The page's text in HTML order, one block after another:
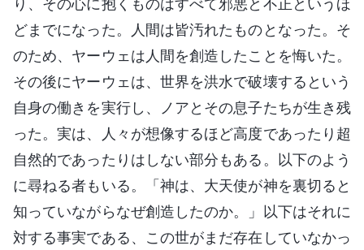
どまでになった。人間は皆汚れたものとなった。そ
のため、ヤーウェは人間を創造したことを悔いた。
その後にヤーウェは、世界を洪水で破壊するという
自身の働きを実行し、ノアとその息子たちが生き残
った。実は、人々が想像するほど高度であったり超
自然的であったりはしない部分もある。以下のよう
に尋ねる者もいる。「神は、大天使が神を裏切ると
知っていながらなぜ創造したのか。」以下はそれに
対する事実である、この世がまだ存在していなかっ